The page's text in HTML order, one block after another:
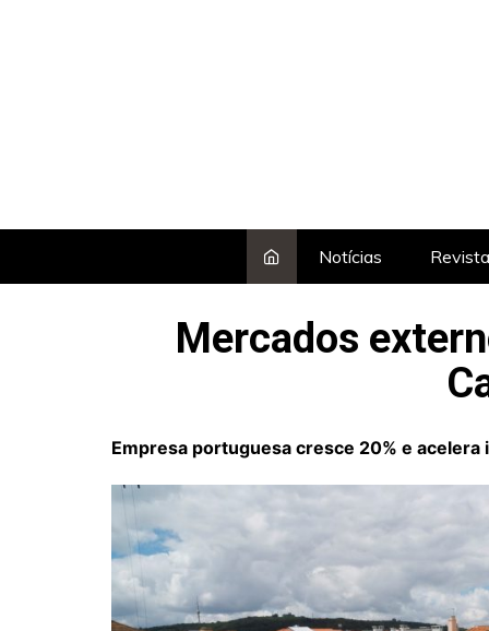
Notícias Revista
Mercados
Empresa portuguesa cresce 20% e